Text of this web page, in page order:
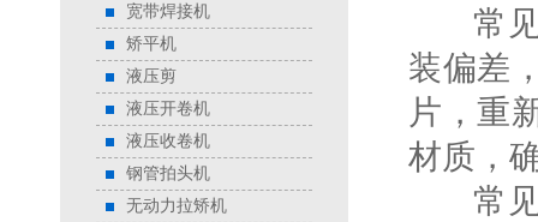
宽带焊接机
矫平机
液压剪
液压开卷机
液压收卷机
钢管拍头机
无动力拉矫机
常见
装偏差
片，重
材质，
常见